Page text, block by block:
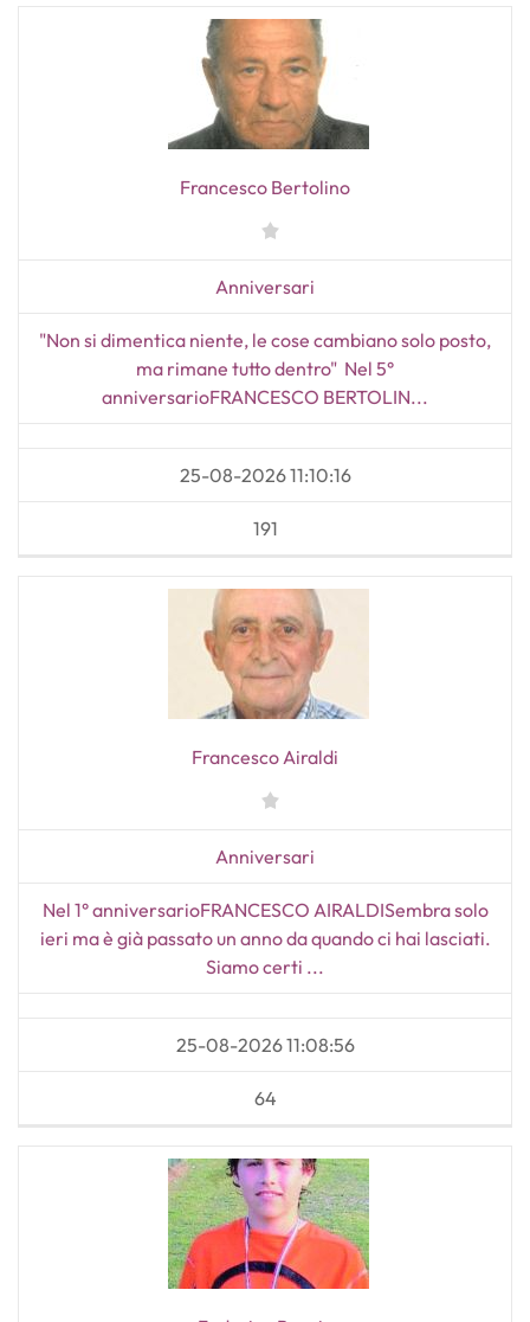
Francesco Bertolino
Anniversari
"Non si dimentica niente, le cose cambiano solo posto,
ma rimane tutto dentro" Nel 5°
anniversarioFRANCESCO BERTOLIN...
25-08-2026 11:10:16
191
Francesco Airaldi
Anniversari
Nel 1° anniversarioFRANCESCO AIRALDISembra solo
ieri ma è già passato un anno da quando ci hai lasciati.
Siamo certi ...
25-08-2026 11:08:56
64